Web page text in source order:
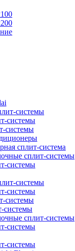
системы
системы
системы
сплит-система
сплит-системы
системы
системы
системы
системы
системы
сплит-системы
системы
системы